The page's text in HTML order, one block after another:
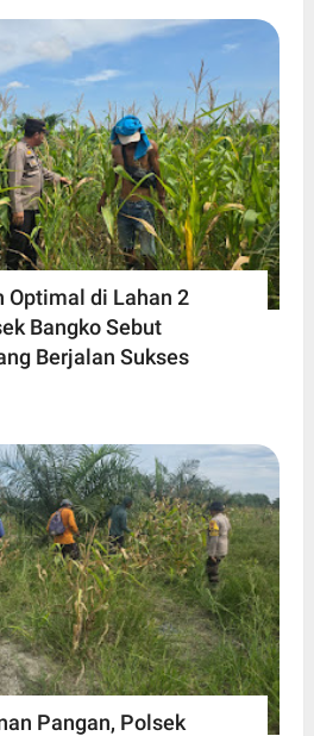
Optimal di Lahan 2
Bangko Sebut
Berjalan Sukses
Pangan, Polsek